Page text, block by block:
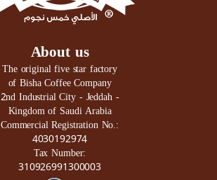
About us
The original five star factory
of Bisha Coffee Company
2nd Industrial City - Jeddah -
Kingdom of Saudi Arabia
Commercial Registration No.:
4030192974
Tax Number:
310926991300003